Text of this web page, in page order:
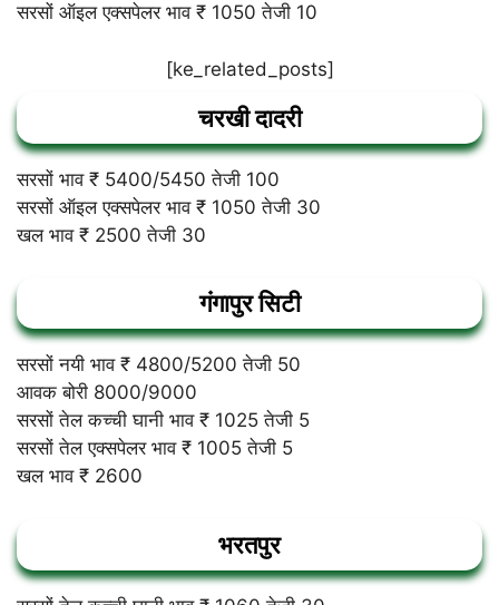
सरसों ऑइल एक्सपेलर भाव ₹ 1050 तेजी 10
[ke_related_posts]
चरखी दादरी
सरसों भाव ₹ 5400/5450 तेजी 100
सरसों ऑइल एक्सपेलर भाव ₹ 1050 तेजी 30
खल भाव ₹ 2500 तेजी 30
गंगापुर सिटी
सरसों नयी भाव ₹ 4800/5200 तेजी 50
आवक बोरी 8000/9000
सरसों तेल कच्ची घानी भाव ₹ 1025 तेजी 5
सरसों तेल एक्सपेलर भाव ₹ 1005 तेजी 5
खल भाव ₹ 2600
भरतपुर